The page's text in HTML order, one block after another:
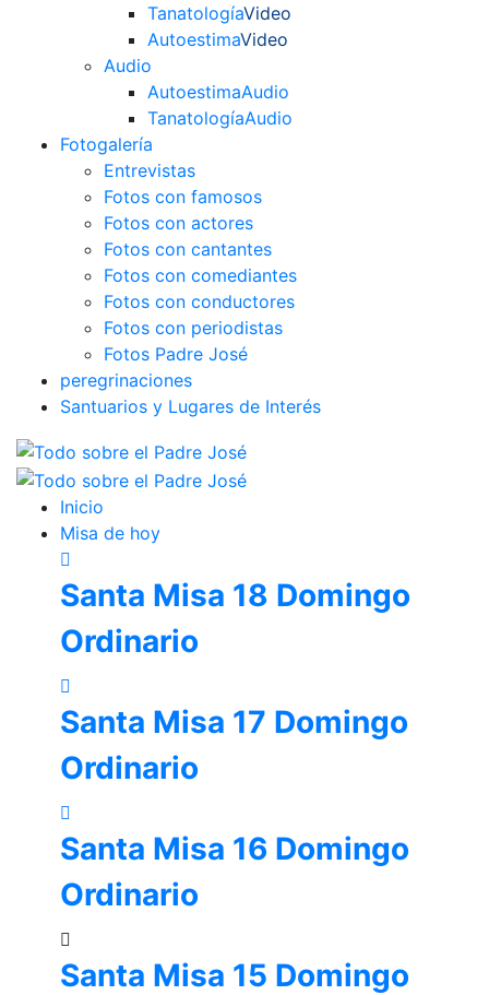
TanatologíaVideo
AutoestimaVideo
Audio
AutoestimaAudio
TanatologíaAudio
Fotogalería
Entrevistas
Fotos con famosos
Fotos con actores
Fotos con cantantes
Fotos con comediantes
Fotos con conductores
Fotos con periodistas
Fotos Padre José
peregrinaciones
Santuarios y Lugares de Interés
Inicio
Misa de hoy
Santa Misa 18 Domingo
Ordinario
Santa Misa 17 Domingo
Ordinario
Santa Misa 16 Domingo
Ordinario
Santa Misa 15 Domingo